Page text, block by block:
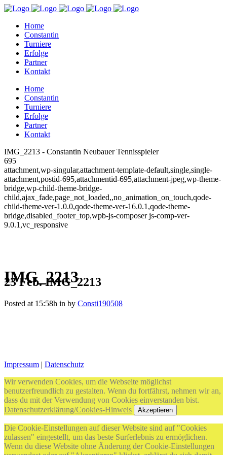
Home
Constantin
Turniere
Erfolge
Partner
Kontakt
Home
Constantin
Turniere
Erfolge
Partner
Kontakt
IMG_2213 - Constantin Neubauer Tennisspieler
695
attachment,wp-singular,attachment-template-default,single,single-
attachment,postid-695,attachmentid-695,attachment-jpeg,wp-theme-
bridge,wp-child-theme-bridge-
child,ajax_fade,page_not_loaded,,no_animation_on_touch,qode-
child-theme-ver-1.0.0,qode-theme-ver-16.0.1,qode-theme-
bridge,disabled_footer_top,wpb-js-composer js-comp-ver-
9.0.1,vc_responsive
IMG_2213
23 Feb.IMG_2213
Posted at 15:58h in by Consti190508
Impressum | Datenschutz
Wir verwenden Cookies, um die Webseite möglichst
benutzerfreundlich zu gestalten. Wenn du fortfährst, nehmen wir an,
dass du mit der Verwendung von Cookies einverstanden bist.
Datenschutzerklärung/Cookies-Hinweis
Akzeptieren
Die Cookie-Einstellungen auf dieser Website sind auf "Cookies
zulassen" eingestellt, um das beste Surferlebnis zu ermöglichen.
Wenn du diese Website ohne Änderung der Cookie-Einstellungen